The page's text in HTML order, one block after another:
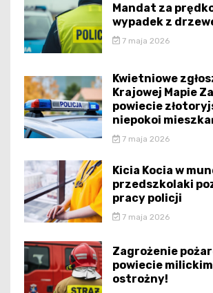
Mandat za
wypadek z
7 maja 2026
Kwietniowe
Krajowej Mapie
powiecie
niepokoi
7 maja 2026
Kicia Kocia w
przedszkolaki
pracy policji
7 maja 2026
Zagrożenie
powiecie milickim
ostrożny!